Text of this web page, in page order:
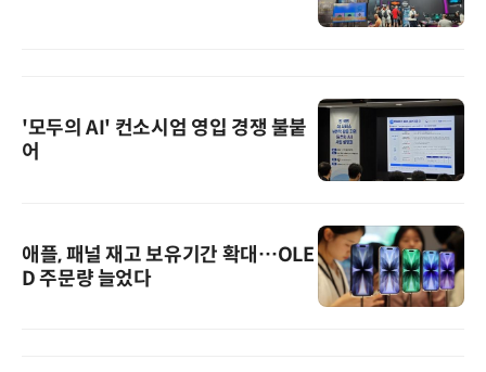
'모두의 AI' 컨소시엄 영입 경쟁 불붙
어
애플, 패널 재고 보유기간 확대…OLE
D 주문량 늘었다